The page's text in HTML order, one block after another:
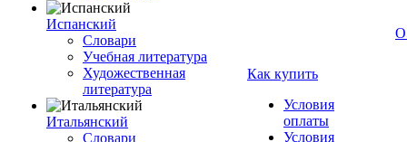
Испанский
Словари
Учебная литература
Художественная
литература
Итальянский
Словари
Как купить
Условия
оплаты
Условия
О